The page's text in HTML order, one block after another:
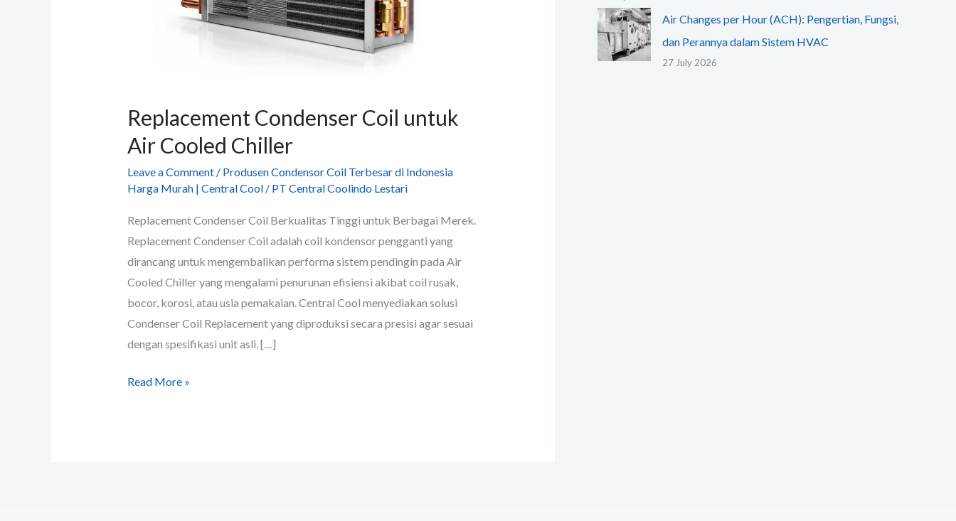
Replacement Condenser Coil untuk
Air Cooled Chiller
Leave a Comment / Produsen Condensor Coil Terbesar di Indonesia
Harga Murah | Central Cool/ PT Central Coolindo Lestari
Replacement Condenser Coil Berkualitas Tinggi untuk Berbagai Merek.
Replacement Condenser Coil adalah coil kondensor pengganti yang
dirancang untuk mengembalikan performa sistem pendingin pada Air
Cooled Chiller yang mengalami penurunan efisiensi akibat coil rusak,
bocor, korosi, atau usia pemakaian. Central Cool menyediakan solusi
Condenser Coil Replacement yang diproduksi secara presisi agar sesuai
dengan spesifikasi unit asli, […]
Read More »
Air Changes per Hour (ACH): Pengertian, Fungsi,
dan Perannya dalam Sistem HVAC
27 July 2026